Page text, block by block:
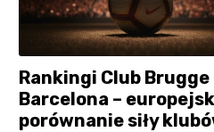
Rankingi Club Brugge
Barcelona –
porównanie siły